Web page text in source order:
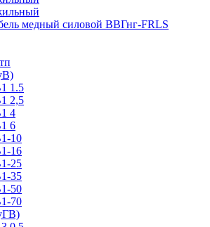
медный силовой ВВГнг-FRLS
1.5
2,5
4
6
10
16
25
35
50
70